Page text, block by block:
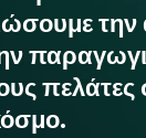
την
πελάτες